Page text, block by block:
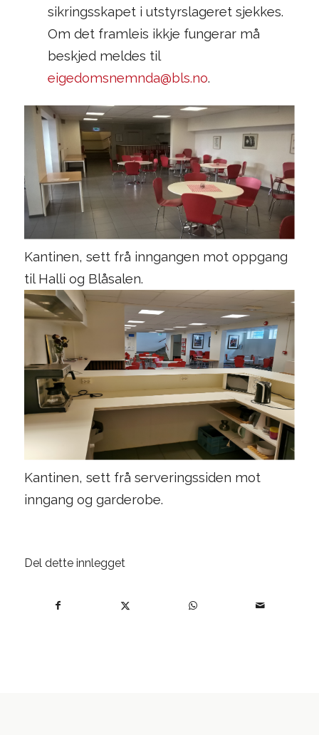
sikringsskapet i utstyrslageret sjekkes.
Om det framleis ikkje fungerar må
beskjed meldes til
eigedomsnemnda@bls.no.
Kantinen, sett frå inngangen mot oppgang
til Halli og Blåsalen.
Kantinen, sett frå serveringssiden mot
inngang og garderobe.
Del dette innlegget